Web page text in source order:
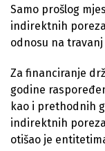
Samo prošlog
indirektnih poreza
odnosu na travanj
Za financiranje
godine
kao i prethodnih
indirektnih
otišao je